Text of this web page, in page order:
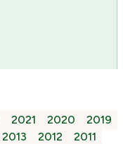
2021 2020
2019
2013 2012
2011